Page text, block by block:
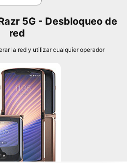
5G - Desbloqueo de
red
la red y utilizar cualquier operador